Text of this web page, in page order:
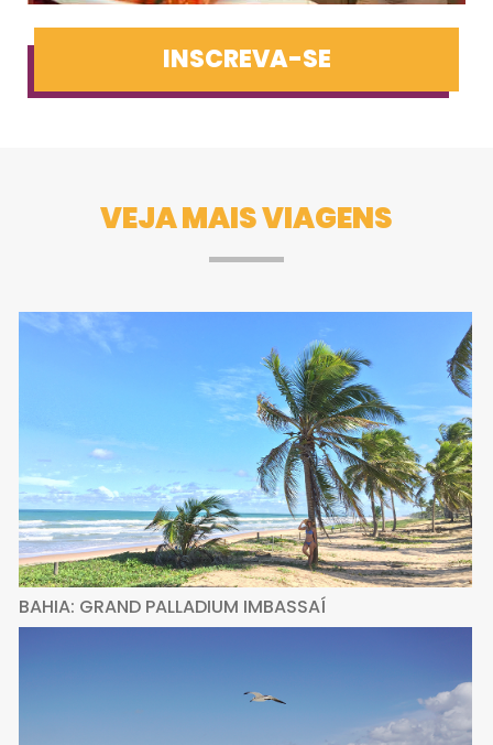
INSCREVA-SE
VEJA MAIS VIAGENS
BAHIA: GRAND PALLADIUM IMBASSAÍ